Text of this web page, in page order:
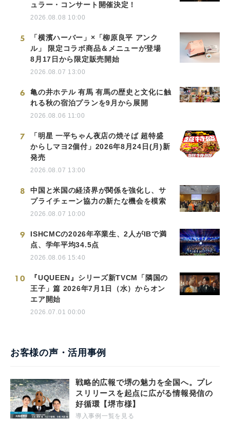
ュラー・コンサート開催決定！
2026.08.08 10:00
5
「横濱ハーバー」×「柳原良平 アンク
ル」 限定コラボ商品＆メニューが登場
8月17日から限定販売開始
2026.08.07 13:00
6
亀の井ホテル 有馬 有馬の歴史と文化に触
れる秋の宿泊プランを9月から展開
2026.08.06 11:00
7
「明星 一平ちゃん夜店の焼そば 超特盛
からしマヨ2個付」2026年8月24日(月)新
発売
2026.08.07 13:00
8
中国と米国の経済界が関係を強化し、サ
プライチェーン協力の新たな機会を模索
2026.08.07 10:00
9
ISHCMCの2026年卒業生、2人がIBで満
点、学年平均34.5点
2026.08.06 15:40
10
『UQUEEN』シリーズ新TVCM「隣国の
王子」篇 2026年7月1日（水）からオン
エア開始
2026.07.01 00:00
お客様の声・活用事例
戦略的広報で堺の魅力を全国へ。プレ
スリリースを起点に広がる情報発信の
好循環【堺市様】
導入事例一覧を見る